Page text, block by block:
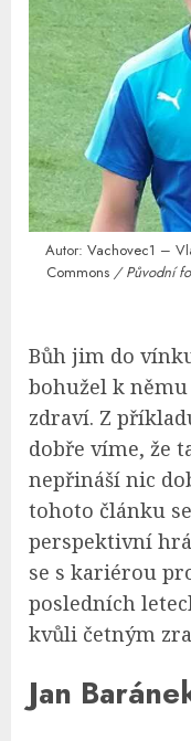
Autor: Vachovec1 –
Commons / Původní
Bůh jim do
bohužel k
zdraví. Z
dobře víme, že
nepřináší nic
tohoto článku
perspektivní
se s kariérou
posledních
kvůli četným
Jan